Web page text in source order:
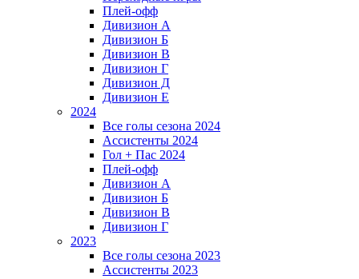
Плей-офф
Дивизион A
Дивизион Б
Дивизион В
Дивизион Г
Дивизион Д
Дивизион Е
2024
Все голы сезона 2024
Ассистенты 2024
Гол + Пас 2024
Плей-офф
Дивизион A
Дивизион Б
Дивизион В
Дивизион Г
2023
Все голы сезона 2023
Ассистенты 2023